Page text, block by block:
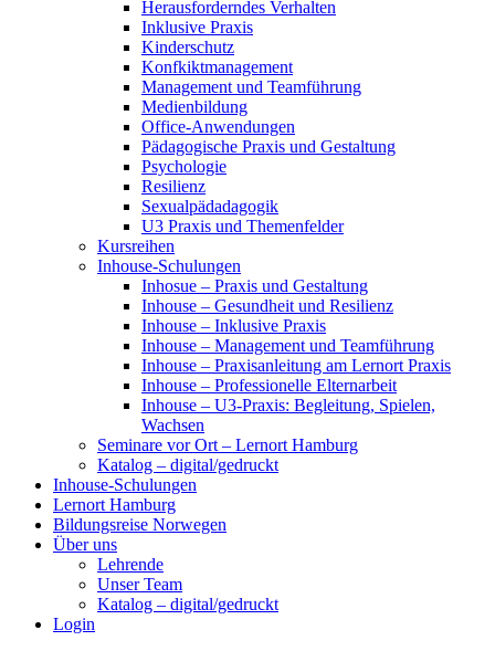
Herausforderndes Verhalten
Inklusive Praxis
Kinderschutz
Konfkiktmanagement
Management und Teamführung
Medienbildung
Office-Anwendungen
Pädagogische Praxis und Gestaltung
Psychologie
Resilienz
Sexualpädadagogik
U3 Praxis und Themenfelder
Kursreihen
Inhouse-Schulungen
Inhosue – Praxis und Gestaltung
Inhouse – Gesundheit und Resilienz
Inhouse – Inklusive Praxis
Inhouse – Management und Teamführung
Inhouse – Praxisanleitung am Lernort Praxis
Inhouse – Professionelle Elternarbeit
Inhouse – U3-Praxis: Begleitung, Spielen,
Wachsen
Seminare vor Ort – Lernort Hamburg
Katalog – digital/gedruckt
Inhouse-Schulungen
Lernort Hamburg
Bildungsreise Norwegen
Über uns
Lehrende
Unser Team
Katalog – digital/gedruckt
Login